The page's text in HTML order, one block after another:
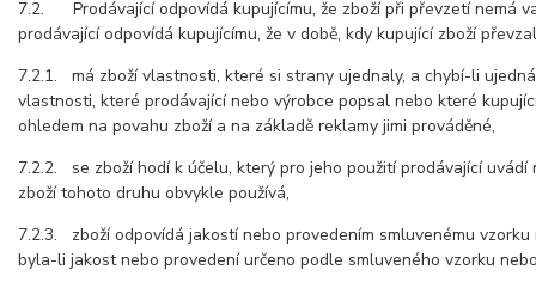
7.2. Prodávající odpovídá kupujícímu, že zboží při převzetí nemá
prodávající odpovídá kupujícímu, že v době, kdy kupující zboží
7.2.1. má zboží vlastnosti, které si strany ujednaly, a chybí-li
vlastnosti, které prodávající nebo výrobce popsal nebo které
ohledem na povahu zboží a na základě reklamy jimi prováděné,
7.2.2. se zboží hodí k účelu, který pro jeho použití prodávající uvádí
zboží tohoto druhu obvykle používá,
7.2.3. zboží odpovídá jakostí nebo provedením smluvenému
byla-li jakost nebo provedení určeno podle smluveného vzorku